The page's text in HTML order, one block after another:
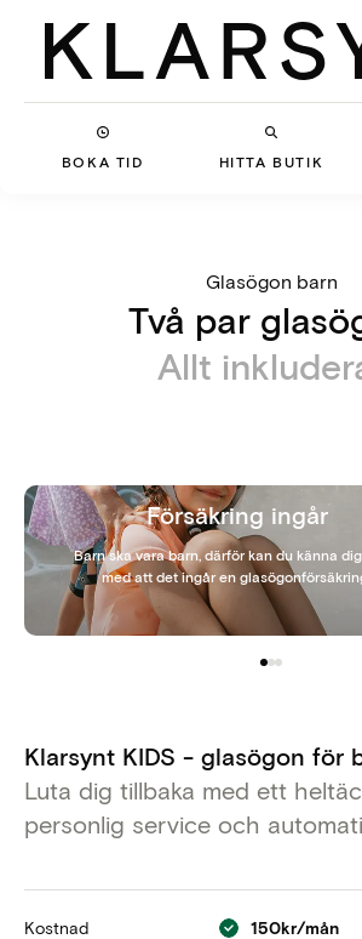
BOKA TID HITTA BUTIK
Glasögon barn
Två par
Allt
Försäkring ingår
Barn ska vara barn, därför kan du känna
med att det ingår en
Klarsynt KIDS - glasögon för
Luta dig tillbaka med ett
personlig service och
Kostnad 150kr/mån